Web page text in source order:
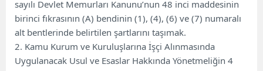
sayılı Devlet Memurları Kanunu’nun 48 inci maddesinin
birinci fıkrasının (A) bendinin (1), (4), (6) ve (7) numaralı
alt bentlerinde belirtilen şartlarını taşımak.
2. Kamu Kurum ve Kuruluşlarına İşçi Alınmasında
Uygulanacak Usul ve Esaslar Hakkında Yönetmeliğin 4